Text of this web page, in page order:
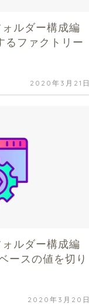
ルダー構成編
るファクトリー
2020年3月21日
ルダー構成編
ースの値を切り
2020年3月20日